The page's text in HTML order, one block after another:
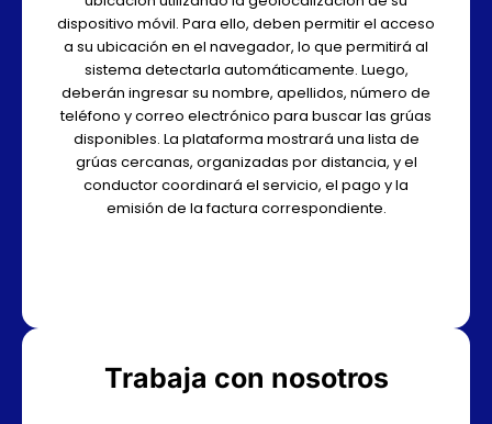
dispositivo móvil. Para ello, deben permitir el acceso
a su ubicación en el navegador, lo que permitirá al
sistema detectarla automáticamente. Luego,
deberán ingresar su nombre, apellidos, número de
teléfono y correo electrónico para buscar las grúas
disponibles. La plataforma mostrará una lista de
grúas cercanas, organizadas por distancia, y el
conductor coordinará el servicio, el pago y la
emisión de la factura correspondiente.
Trabaja con nosotros